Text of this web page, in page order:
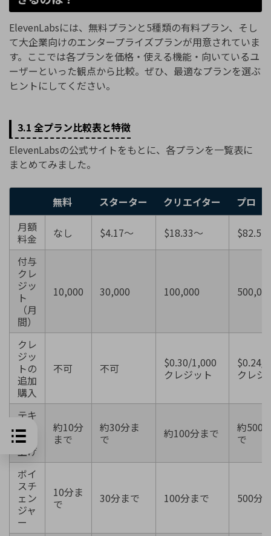
ElevenLabsには、無料プランと5種類の有料プラン、そし
て大企業向けのエンタープライズプランが用意されていま
す。ここでは各プランを価格・使える機能・向いているユ
ーザーといった観点から比較。ぜひ、最適なプランを選ぶ
ヒントにしてください。
3.1 全プラン比較表と特徴
ElevenLabsの公式サイトをもとに、各プランを一覧表に
まとめてみました。
無料 スターター クリエイター
プロ
月額
料金
なし $4.17〜 $18.33〜
$82.5〜
付与
クレ
ジッ
ト
（月
間）
10,000 30,000 100,000
クレ
ジッ
トの
追加
購入
不可 不可
$0.30/1,000
クレジット
$0.24/
クレジ
テキ
スト
読み
上げ
約10分
まで
約30分ま
で
約100分まで
約500
で
ボイ
スチ
ェン
ジャ
ー
10分ま
で
30分まで 100分まで 500分